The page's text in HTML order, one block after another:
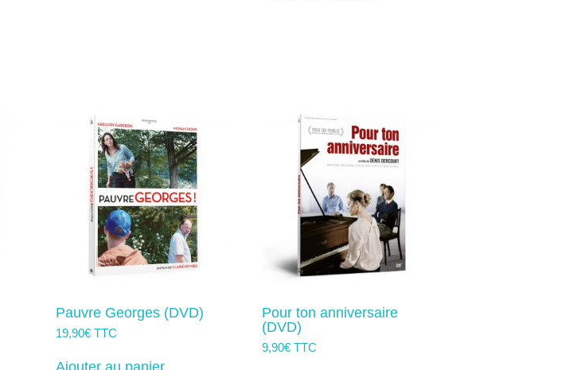
page
du
produit
la
page
du
Pauvre Georges (DVD)
19,90€ TTC
Pour ton anniversaire
(DVD)
9,90€ TTC